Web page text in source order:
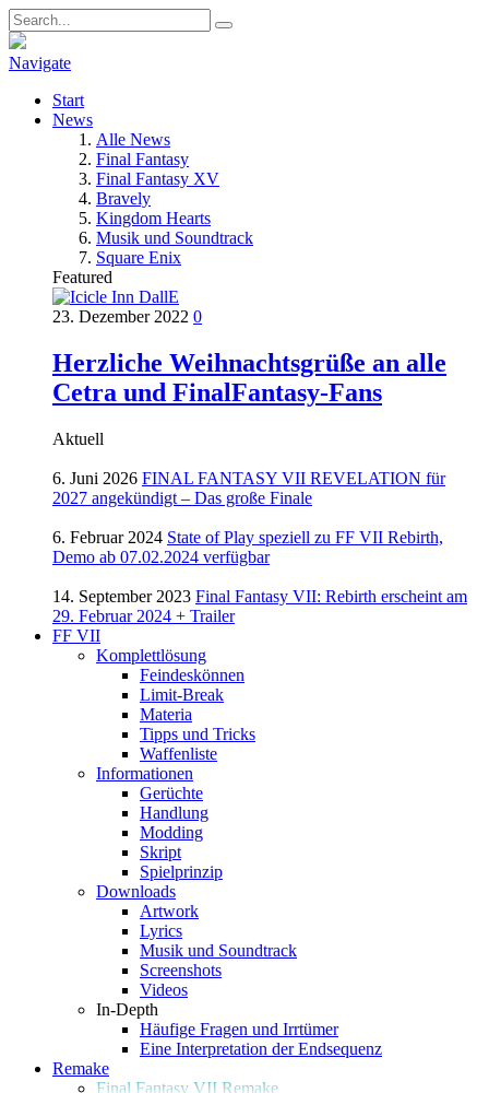
Navigate
Start
News
Alle News
Final Fantasy
Final Fantasy XV
Bravely
Kingdom Hearts
Musik und Soundtrack
Square Enix
Featured
23. Dezember 2022 0
Herzliche Weihnachtsgrüße an alle
Cetra und FinalFantasy-Fans
Aktuell
6. Juni 2026 FINAL FANTASY VII REVELATION für
2027 angekündigt – Das große Finale
6. Februar 2024 State of Play speziell zu FF VII Rebirth,
Demo ab 07.02.2024 verfügbar
14. September 2023 Final Fantasy VII: Rebirth erscheint am
29. Februar 2024 + Trailer
FF VII
Komplettlösung
Feindeskönnen
Limit-Break
Materia
Tipps und Tricks
Waffenliste
Informationen
Gerüchte
Handlung
Modding
Skript
Spielprinzip
Downloads
Artwork
Lyrics
Musik und Soundtrack
Screenshots
Videos
In-Depth
Häufige Fragen und Irrtümer
Eine Interpretation der Endsequenz
Remake
Final Fantasy VII Remake